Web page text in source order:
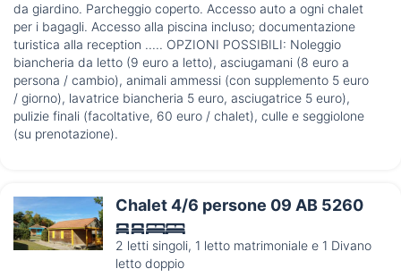
da giardino. Parcheggio coperto. Accesso auto a ogni chalet
per i bagagli. Accesso alla piscina incluso; documentazione
turistica alla reception ..... OPZIONI POSSIBILI: Noleggio
biancheria da letto (9 euro a letto), asciugamani (8 euro a
persona / cambio), animali ammessi (con supplemento 5 euro
/ giorno), lavatrice biancheria 5 euro, asciugatrice 5 euro),
pulizie finali (facoltative, 60 euro / chalet), culle e seggiolone
(su prenotazione).
Chalet 4/6 persone 09 AB 5260
2 letti singoli, 1 letto matrimoniale e 1 Divano
letto doppio